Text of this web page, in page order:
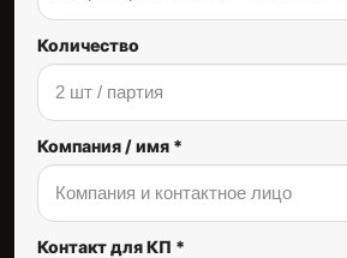
Количество
Компания / имя *
Контакт для КП *